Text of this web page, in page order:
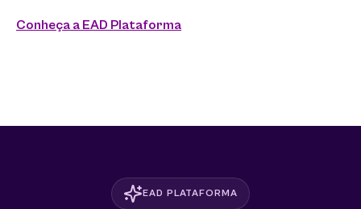
Conheça a EAD Plataforma
EAD PLATAFORMA